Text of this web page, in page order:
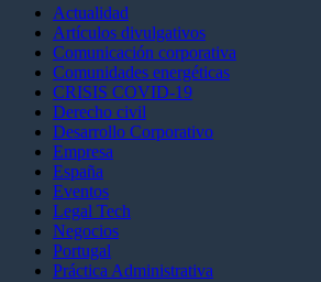
Actualidad
Artículos divulgativos
Comunicación corporativa
Comunidades energéticas
CRISIS COVID-19
Derecho civil
Desarrollo Corporativo
Empresa
España
Eventos
Legal Tech
Negocios
Portugal
Práctica Administrativa